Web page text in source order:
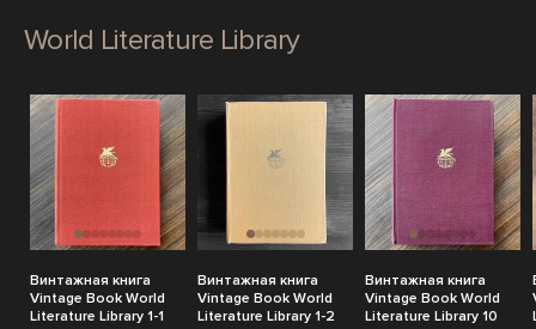
World Literature Library
Винтажная книга
Vintage Book World
Literature Library 1-1
Винтажная книга
Vintage Book World
Literature Library 1-2
Винтажная книга
Vintage Book World
Literature Library 10